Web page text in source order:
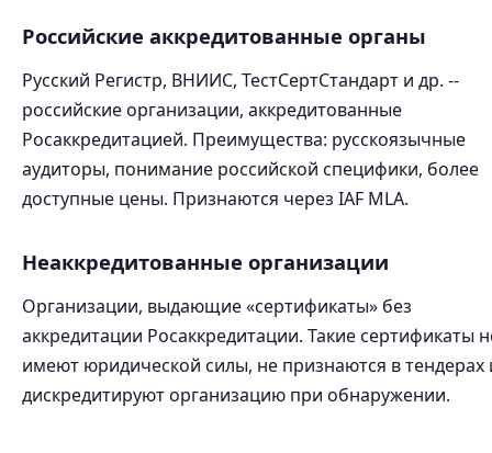
Российские аккредитованные органы
Русский Регистр, ВНИИС, ТестСертСтандарт и др. --
российские организации, аккредитованные
Росаккредитацией. Преимущества: русскоязычные
аудиторы, понимание российской специфики, более
доступные цены. Признаются через IAF MLA.
Неаккредитованные организации
Организации, выдающие «сертификаты» без
аккредитации Росаккредитации. Такие сертификаты
имеют юридической силы, не признаются в тендерах
дискредитируют организацию при обнаружении.